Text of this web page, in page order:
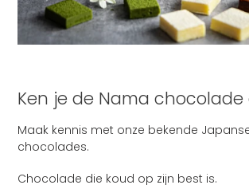
Ken je de Nama chocolade
Maak kennis met onze bekende
chocolades.
Chocolade die koud op zijn best is.